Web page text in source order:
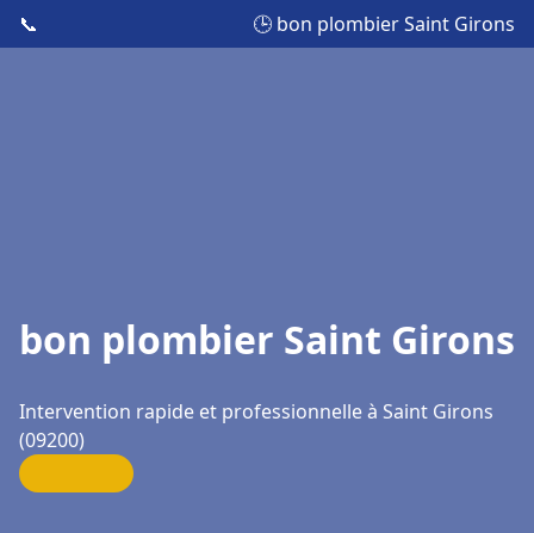
📞 🕒 bon plombier Saint Girons
bon plombier Saint Girons
Intervention rapide et professionnelle à Saint Girons
(09200)